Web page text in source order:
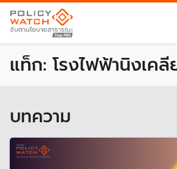
แท็ก:โรงไฟฟ้านิงเคลี
บทความ